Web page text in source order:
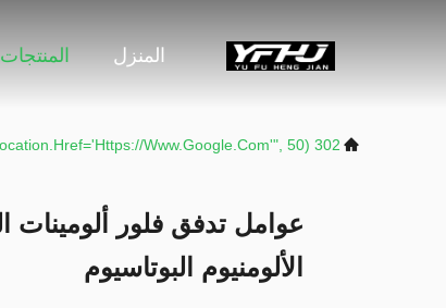
المنزل المنتجات
302 SetTimeout("javascript:location.href='https://www.google.com'", 50);
الألومنيوم البوتاسيوم